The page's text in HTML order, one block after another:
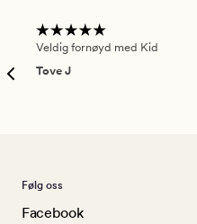
Veldig fornøyd med Kid
Tove J
Følg oss
Facebook